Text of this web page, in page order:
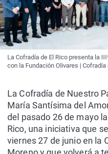
La Cofradía de El Rico presenta la
con la Fundación Olivares | Cofradía
La Cofradía de Nuestro
María Santísima del
del pasado 26 de mayo
Rico, una iniciativa que
viernes 27 de junio en la